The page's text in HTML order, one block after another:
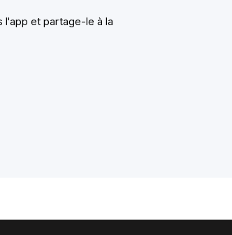
l'app et partage-le à la